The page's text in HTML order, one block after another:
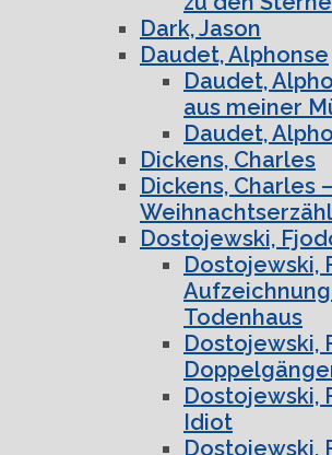
Dark, Jason
Daudet, Alphonse
Daudet,
aus meiner
Daudet,
Dickens, Charles
Dickens, Charles –
Dostojewski,
Dostojewski,
Todenhaus
Dostojewski,
Dostojewski,
Idiot
Dostojewski,